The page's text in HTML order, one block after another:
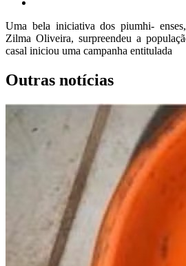
Uma bela iniciativa dos piumhi-
Zilma Oliveira, surpreendeu a
casal iniciou uma campanha entitulada
Outras notícias